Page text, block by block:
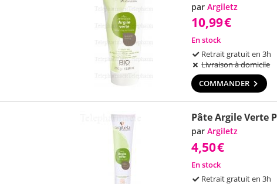
par Argiletz
10,99€
En stock
Retrait gratuit en 3h
Livraison à domicile
COMMANDER
Pâte Argile Verte
par Argiletz
4,50€
En stock
Retrait gratuit en 3h